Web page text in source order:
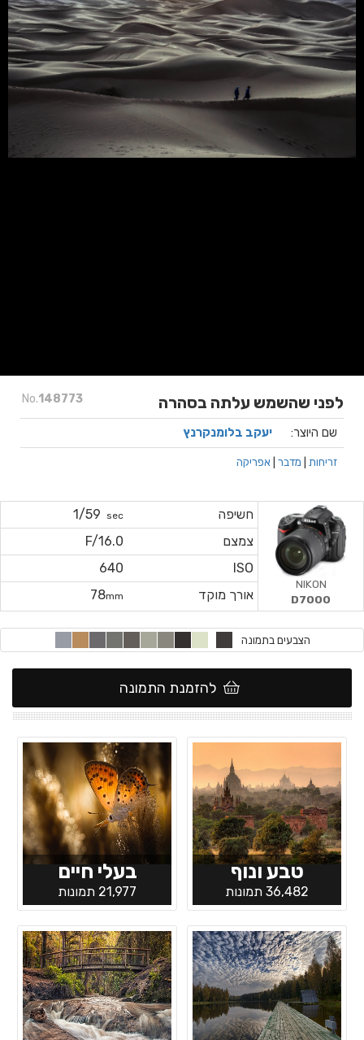
No.148773 לפני שהשמש עלתה בסהרה
שם היוצר: יעקב בלומנקרנץ
זריחות מדבר אפריקה
חשיפה sec
1/59
צמצם
F/16.0
ISO
640
אורך מוקד
78mm
NIKON
D7000
הצבעים בתמונה
להזמנת התמונה
טבע ונוף
36,482 תמונות
בעלי חיים
21,977 תמונות